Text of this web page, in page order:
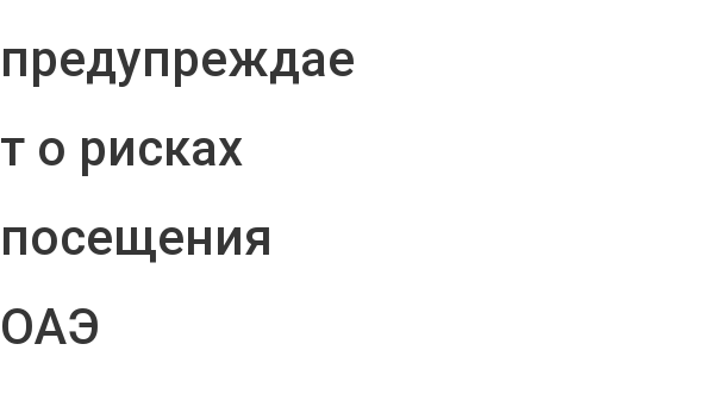
предупреждае
т о рисках
посещения
ОАЭ